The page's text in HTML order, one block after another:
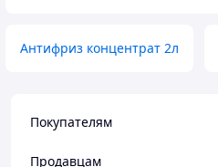
Антифриз концентрат 2л
Покупателям
Продавцам